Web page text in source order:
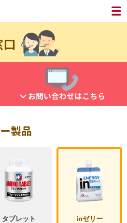
お問い合わせはこちら
製品
タブレット inゼリー